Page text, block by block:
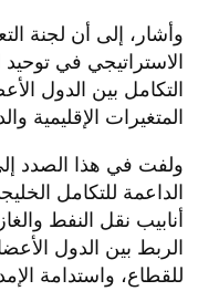
وأشار، إلى أن لجنة
الاستراتيجي في
التكامل بين الدول
المتغيرات الإقليمية
ولفت في هذا الصدد
الداعمة للتكامل
أنابيب نقل النفط
الربط بين الدول
للقطاع، واستدامة